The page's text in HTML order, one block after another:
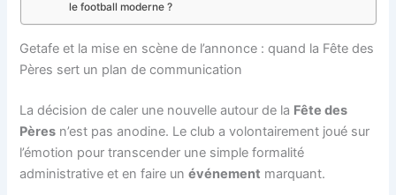
le football moderne ?
Getafe et la mise en scène de l’annonce : quand la Fête des
Pères sert un plan de communication
La décision de caler une nouvelle autour de la Fête des
Pères n’est pas anodine. Le club a volontairement joué sur
l’émotion pour transcender une simple formalité
administrative et en faire unévénement marquant.